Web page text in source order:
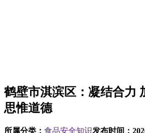
鹤壁市淇滨区：凝结合力
思惟道德
所属分类： 食品安全知识发布时间：